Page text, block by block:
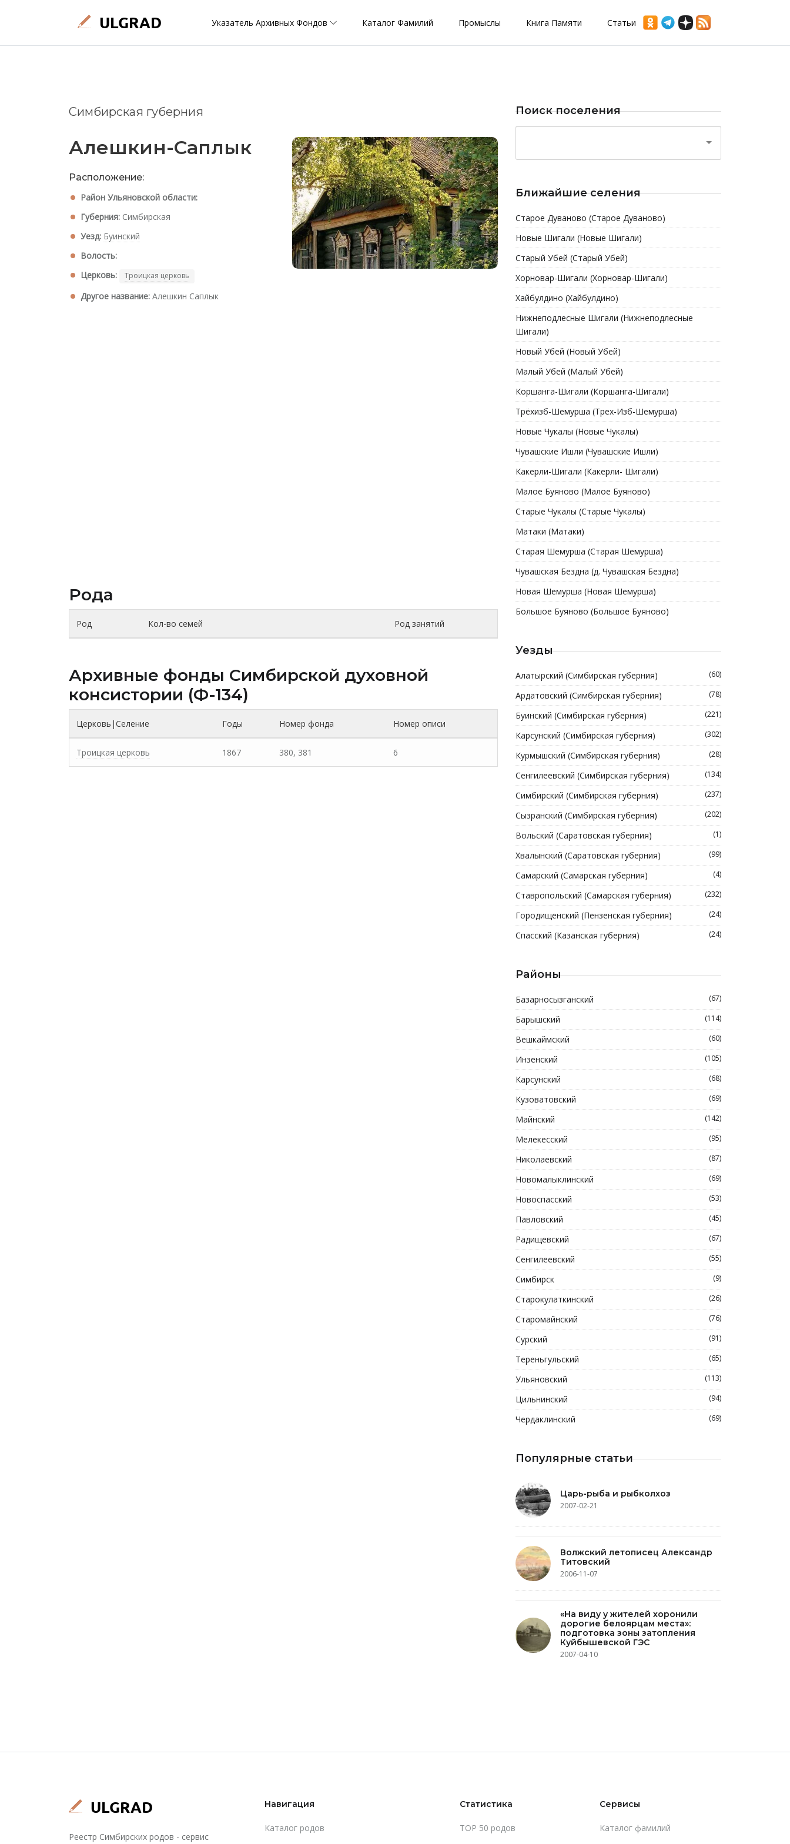
Указатель Архивных Фондов Каталог Фамилий Промыслы Книга Памяти Статьи
Симбирская губерния
Алешкин-Саплык
Расположение:
Район Ульяновской области:
Губерния: Симбирская
Уезд: Буинский
Волость:
Церковь:
Троицкая церковь
Другое название: Алешкин Саплык
Рода
Род Кол-во семей Род занятий
Архивные фонды Cимбирской духовной
консистории (Ф-134)
Церковь|Селение Годы Номер фонда Номер описи
Троицкая церковь 1867 380, 381 6
Поиск поселения
Ближайшие селения
Старое Дуваново (Старое Дуваново)
Новые Шигали (Новые Шигали)
Старый Убей (Старый Убей)
Хорновар-Шигали (Хорновар-Шигали)
Хайбулдино (Хайбулдино)
Нижнеподлесные Шигали (Нижнеподлесные
Шигали)
Новый Убей (Новый Убей)
Малый Убей (Малый Убей)
Коршанга-Шигали (Коршанга-Шигали)
Трёхизб-Шемурша (Трех-Изб-Шемурша)
Новые Чукалы (Новые Чукалы)
Чувашские Ишли (Чувашские Ишли)
Какерли-Шигали (Какерли- Шигали)
Малое Буяново (Малое Буяново)
Старые Чукалы (Старые Чукалы)
Матаки (Матаки)
Старая Шемурша (Старая Шемурша)
Чувашская Бездна (д. Чувашская Бездна)
Новая Шемурша (Новая Шемурша)
Большое Буяново (Большое Буяново)
Уезды
Алатырский (Симбирская губерния) (60)
Ардатовский (Симбирская губерния) (78)
Буинский (Симбирская губерния) (221)
Карсунский (Симбирская губерния) (302)
Курмышский (Симбирская губерния) (28)
Сенгилеевский (Симбирская губерния) (134)
Симбирский (Симбирская губерния) (237)
Сызранский (Симбирская губерния) (202)
Вольский (Саратовская губерния) (1)
Хвалынский (Саратовская губерния) (99)
Самарский (Самарская губерния) (4)
Ставропольский (Самарская губерния) (232)
Городищенский (Пензенская губерния) (24)
Спасский (Казанская губерния) (24)
Районы
Базарносызганский (67)
Барышский (114)
Вешкаймский (60)
Инзенский (105)
Карсунский (68)
Кузоватовский (69)
Майнский (142)
Мелекесский (95)
Николаевский (87)
Новомалыклинский (69)
Новоспасский (53)
Павловский (45)
Радищевский (67)
Сенгилеевский (55)
Симбирск (9)
Старокулаткинский (26)
Старомайнский (76)
Сурский (91)
Тереньгульский (65)
Ульяновский (113)
Цильнинский (94)
Чердаклинский (69)
Популярные статьи
Царь-рыба и рыбколхоз
2007-02-21
Волжский летописец Александр
Титовский
2006-11-07
«На виду у жителей хоронили
дорогие белоярцам места»:
подготовка зоны затопления
Куйбышевской ГЭС
2007-04-10
Реестр Симбирских родов - сервис
Навигация
Каталог родов
Статистика
TOP 50 родов
Сервисы
Каталог фамилий